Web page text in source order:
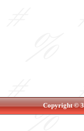
Copyright ©